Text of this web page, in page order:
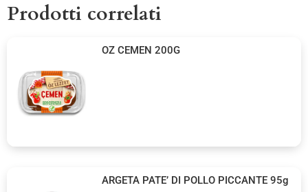
Prodotti correlati
OZ CEMEN 200G
ARGETA PATE’ DI POLLO PICCANTE 95g